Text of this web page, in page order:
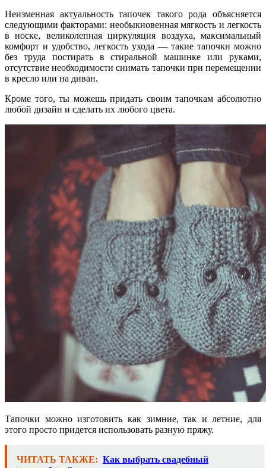
Неизменная актуальность тапочек такого рода объясняется
следующими факторами: необыкновенная мягкость и легкость
в носке, великолепная циркуляция воздуха, максимальный
комфорт и удобство, легкость ухода — такие тапочки можно
без труда постирать в стиральной машинке или руками,
отсутствие необходимости снимать тапочки при перемещении
в кресло или на диван.
Кроме того, ты можешь придать своим тапочкам абсолютно
любой дизайн и сделать их любого цвета.
Тапочки можно изготовить как зимние, так и летние, для
этого просто придется использовать разную пряжу.
ЧИТАТЬ ТАКЖЕ: Как выбрать свадебный